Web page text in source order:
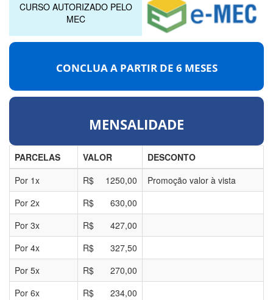
CURSO AUTORIZADO PELO
MEC
CONCLUA A PARTIR DE 6 MESES
MENSALIDADE
PARCELAS VALOR
DESCONTO
Por 1x R$ 1250,00
Promoção valor à vista
Por 2x R$
630,00
Por 3x R$
427,00
Por 4x R$
327,50
Por 5x R$
270,00
Por 6x R$
234,00